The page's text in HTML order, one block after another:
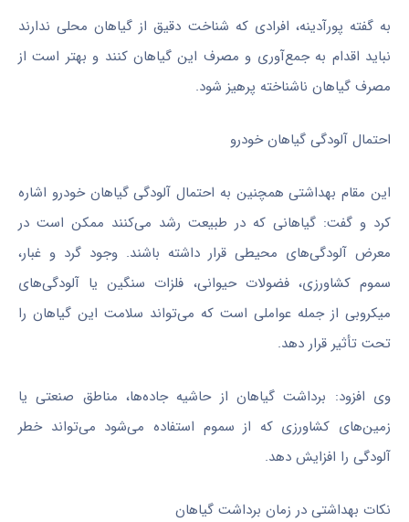
به گفته پورآدینه، افرادی که شناخت دقیق از گیاهان محلی ندارند
نباید اقدام به جمع‌آوری و مصرف این گیاهان کنند و بهتر است از
مصرف گیاهان ناشناخته پرهیز شود.
احتمال آلودگی گیاهان خودرو
این مقام بهداشتی همچنین به احتمال آلودگی گیاهان خودرو اشاره
کرد و گفت: گیاهانی که در طبیعت رشد می‌کنند ممکن است در
معرض آلودگی‌های محیطی قرار داشته باشند. وجود گرد و غبار،
سموم کشاورزی، فضولات حیوانی، فلزات سنگین یا آلودگی‌های
میکروبی از جمله عواملی است که می‌تواند سلامت این گیاهان را
تحت تأثیر قرار دهد.
وی افزود: برداشت گیاهان از حاشیه جاده‌ها، مناطق صنعتی یا
زمین‌های کشاورزی که از سموم استفاده می‌شود می‌تواند خطر
آلودگی را افزایش دهد.
نکات بهداشتی در زمان برداشت گیاهان